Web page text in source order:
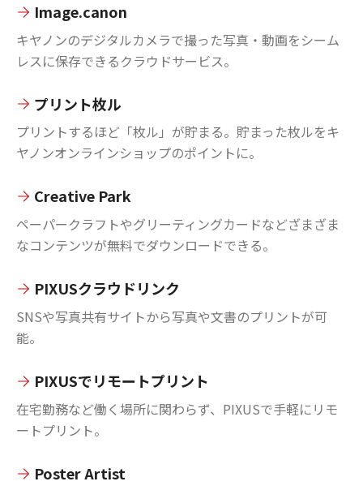
Image.canon
キヤノンのデジタルカメラで撮った写真・動画をシーム
レスに保存できるクラウドサービス。
プリント枚ル
プリントするほど「枚ル」が貯まる。貯まった枚ルをキ
ヤノンオンラインショップのポイントに。
Creative Park
ペーパークラフトやグリーティングカードなどざまざま
なコンテンツが無料でダウンロードできる。
PIXUSクラウドリンク
SNSや写真共有サイトから写真や文書のプリントが可
能。
PIXUSでリモートプリント
在宅勤務など働く場所に関わらず、PIXUSで手軽にリモ
ートプリント。
Poster Artist